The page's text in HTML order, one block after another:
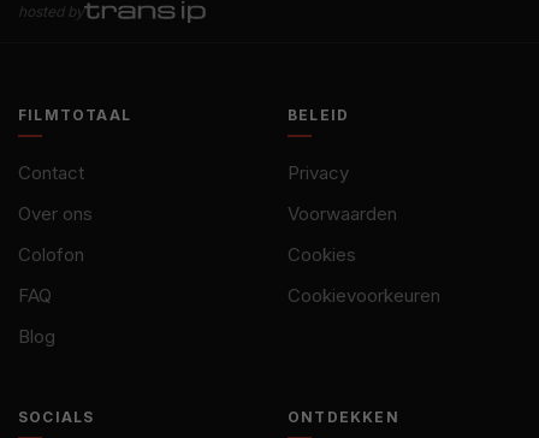
hosted by
FILMTOTAAL
Contact
Over ons
Colofon
FAQ
Blog
BELEID
Privacy
Voorwaarden
Cookies
Cookievoorkeuren
SOCIALS ONTDEKKEN